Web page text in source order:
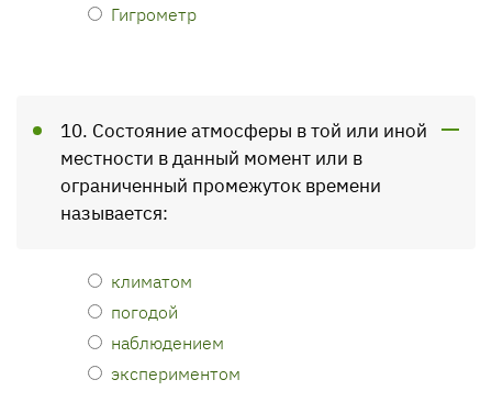
Гигрометр
10. Состояние атмосферы в той или иной
местности в данный момент или в
ограниченный промежуток времени
называется:
климатом
погодой
наблюдением
экспериментом